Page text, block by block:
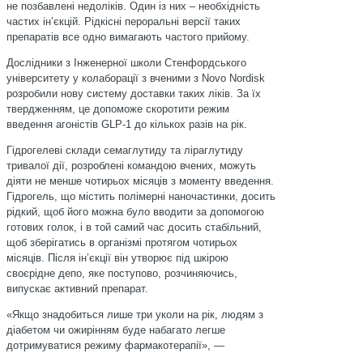
не позбавлені недоліків. Один із них – необхідність
частих інʼєкцій. Рідкісні пероральні версії таких
препаратів все одно вимагають частого прийому.
Дослідники з Інженерної школи Стенфордського
університету у колаборації з вченими з Novo Nordisk
розробили нову систему доставки таких ліків. За їх
твердженням, це допоможе скоротити режим
введення агоністів GLP-1 до кількох разів на рік.
Гідрогелеві склади семаглутиду та ліраглутиду
тривалої дії, розроблені командою вчених, можуть
діяти не менше чотирьох місяців з моменту введення.
Гідрогель, що містить полімерні наночастинки, досить
рідкий, щоб його можна було вводити за допомогою
готових голок, і в той самий час досить стабільний,
щоб зберігатись в організмі протягом чотирьох
місяців. Після інʼєкції він утворює під шкірою
своєрідне депо, яке поступово, розчиняючись,
випускає активний препарат.
«Якщо знадобиться лише три уколи на рік, людям з
діабетом чи ожирінням буде набагато легше
дотримуватися режиму фармакотерапії», —